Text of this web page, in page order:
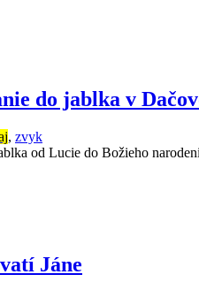
do jablka v
, zvyk
od Lucie do Božieho
Jáne